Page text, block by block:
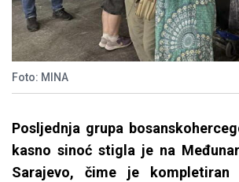
Foto: MINA
Posljednja grupa
kasno sinoć stigla je na
Sarajevo, čime je